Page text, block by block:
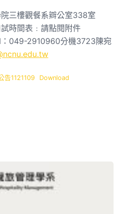
三樓觀餐系辧公室338室
時間表﹕請點閱附件
049-2910960分機3723陳宛
告1121109 Download